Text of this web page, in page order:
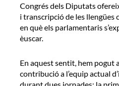
Congrés dels Diputats
i transcripció de les llengües
en què els parlamentaris
èuscar.
En aquest sentit, hem pogut
contribució a l’equip actual